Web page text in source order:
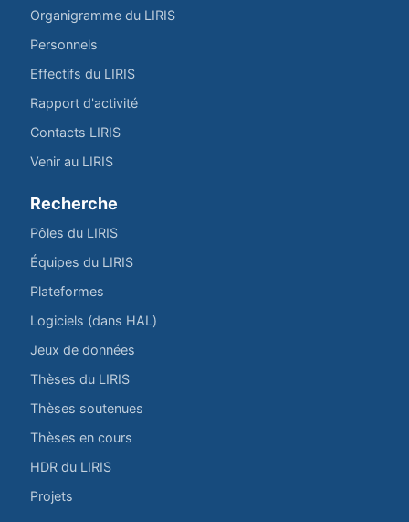
Organigramme du LIRIS
Personnels
Effectifs du LIRIS
Rapport d'activité
Contacts LIRIS
Venir au LIRIS
Recherche
Pôles du LIRIS
Équipes du LIRIS
Plateformes
Logiciels (dans HAL)
Jeux de données
Thèses du LIRIS
Thèses soutenues
Thèses en cours
HDR du LIRIS
Projets